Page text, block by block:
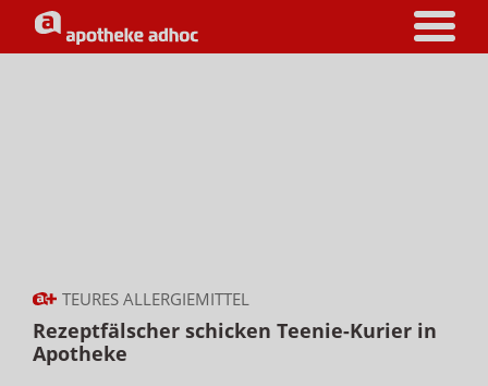
TEURES ALLERGIEMITTEL
Rezeptfälscher schicken Teenie-Kurier in
Apotheke